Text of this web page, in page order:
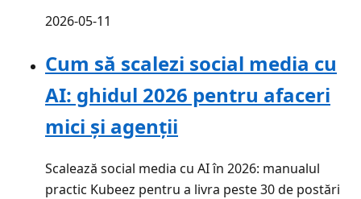
2026-05-11
Cum să scalezi social media cu
AI: ghidul 2026 pentru afaceri
mici și agenții
Scalează social media cu AI în 2026: manualul
practic Kubeez pentru a livra peste 30 de postări